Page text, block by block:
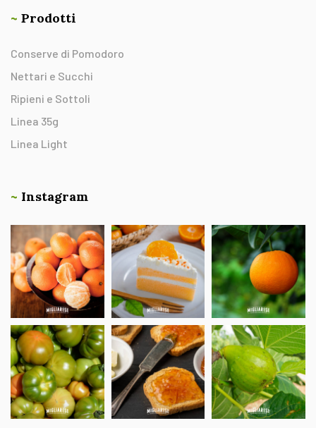
~ Prodotti
Conserve di Pomodoro
Nettari e Succhi
Ripieni e Sottoli
Linea 35g
Linea Light
~ Instagram